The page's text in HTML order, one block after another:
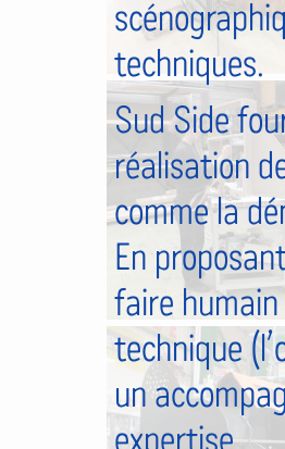
techniques.
Sud Side
réalisation
comme la
En
faire
technique
un